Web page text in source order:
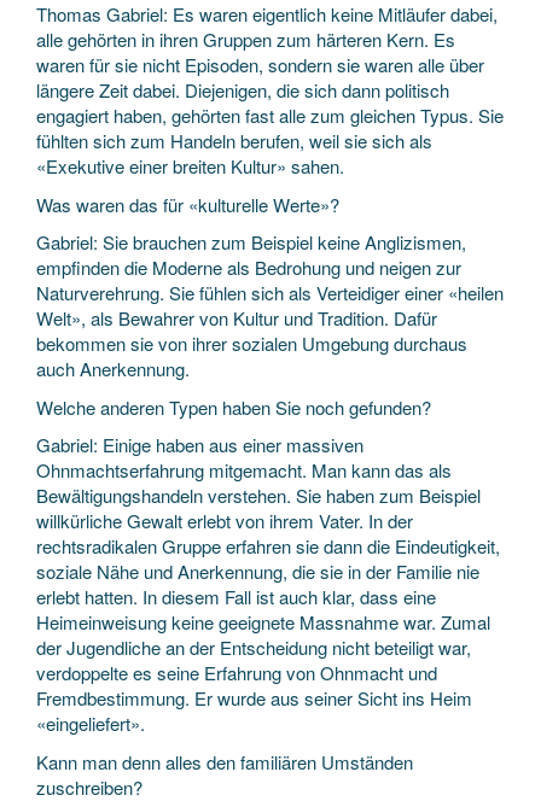
Thomas Gabriel: Es waren eigentlich keine Mitläufer dabei,
alle gehörten in ihren Gruppen zum härteren Kern. Es
waren für sie nicht Episoden, sondern sie waren alle über
längere Zeit dabei. Diejenigen, die sich dann politisch
engagiert haben, gehörten fast alle zum gleichen Typus. Sie
fühlten sich zum Handeln berufen, weil sie sich als
«Exekutive einer breiten Kultur» sahen.
Was waren das für «kulturelle Werte»?
Gabriel: Sie brauchen zum Beispiel keine Anglizismen,
empfinden die Moderne als Bedrohung und neigen zur
Naturverehrung. Sie fühlen sich als Verteidiger einer «heilen
Welt», als Bewahrer von Kultur und Tradition. Dafür
bekommen sie von ihrer sozialen Umgebung durchaus
auch Anerkennung.
Welche anderen Typen haben Sie noch gefunden?
Gabriel: Einige haben aus einer massiven
Ohnmachtserfahrung mitgemacht. Man kann das als
Bewältigungshandeln verstehen. Sie haben zum Beispiel
willkürliche Gewalt erlebt von ihrem Vater. In der
rechtsradikalen Gruppe erfahren sie dann die Eindeutigkeit,
soziale Nähe und Anerkennung, die sie in der Familie nie
erlebt hatten. In diesem Fall ist auch klar, dass eine
Heimeinweisung keine geeignete Massnahme war. Zumal
der Jugendliche an der Entscheidung nicht beteiligt war,
verdoppelte es seine Erfahrung von Ohnmacht und
Fremdbestimmung. Er wurde aus seiner Sicht ins Heim
«eingeliefert».
Kann man denn alles den familiären Umständen
zuschreiben?